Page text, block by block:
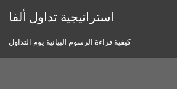
استراتيجية تداول ألفا
كيفية قراءة الرسوم البيانية يوم التداول